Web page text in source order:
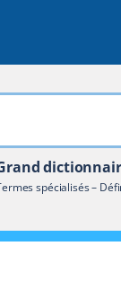
tout le site
spécialisés –